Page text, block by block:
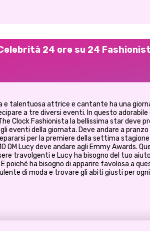
24 ore su 24
e talentuosa attrice e cantante ha una
a tre diversi eventi. In questo
Clock Fashionista la bellissima star deve
eventi della giornata. Deve andare a pranzo
per la premiere della settima
OM Lucy deve andare agli Emmy Awards.
travolgenti e Lucy ha bisogno del tuo
poiché ha bisogno di apparire favolosa a
di moda e trovare gli abiti giusti per